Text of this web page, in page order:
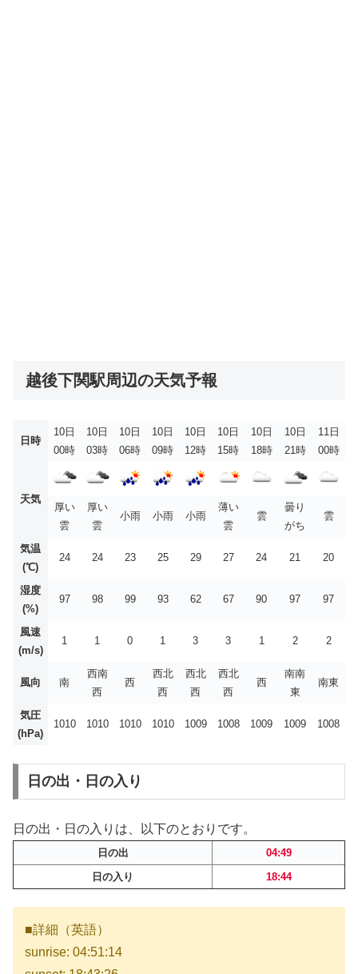
越後下関駅周辺の天気予報
日時
10日
00時
10日
03時
10日
06時
10日
09時
10日
12時
10日
15時
10日
18時
10日
21時
11日
00時
天気
厚い
雲
厚い
雲
小雨 小雨 小雨
薄い
雲
雲
曇り
がち
雲
気温
(℃)
24 24 23 25 29 27 24 21 20
湿度
(%)
97 98 99 93 62 67 90 97 97
風速
(m/s)
1 1 0 1 3 3 1 2 2
風向 南
西南
西
西
西北
西
西北
西
西北
西
西
南南
東
南東
気圧
(hPa)
1010 1010 1010 1010 1009 1008 1009 1009 1008
日の出・日の入り
日の出・日の入りは、以下のとおりです。
日の出
04:49
日の入り
18:44
■詳細（英語）
sunrise: 04:51:14